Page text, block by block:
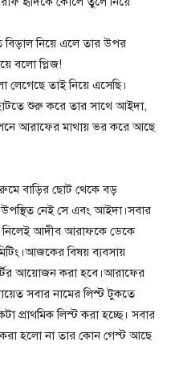
বিড়াল নিয়ে এলে তার উপর
বলো প্লিজ!
তাই নিয়ে এসেছি।
শুরু করে তার সাথে আইদা,
আরাফের মাথায় ভর করে আছে
বাড়ির ছোট থেকে বড়
নেই সে এবং আইদা।সবার
নিলেই আদীব আরাফকে ডেকে
বিষয় ব্যবসায়
আয়োজন করা হবে।আরাফের
সবার নামের লিস্ট টুকতে
লিস্ট করা হচ্ছে। সবার
হলো না তার কোন গেস্ট আছে